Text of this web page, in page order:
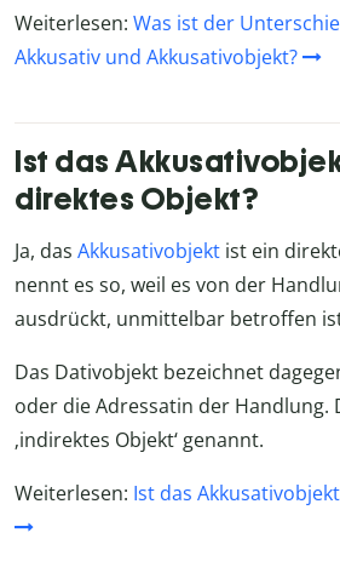
Weiterlesen: Was ist der
Akkusativ und Akkusativobjekt?
Ist das
direktes Objekt?
Ja, das Akkusativobjekt ist ein
nennt es so, weil es von der
ausdrückt, unmittelbar betroffen
Das Dativobjekt bezeichnet
oder die Adressatin der Handlung.
‚indirektes Objekt‘ genannt.
Weiterlesen: Ist das